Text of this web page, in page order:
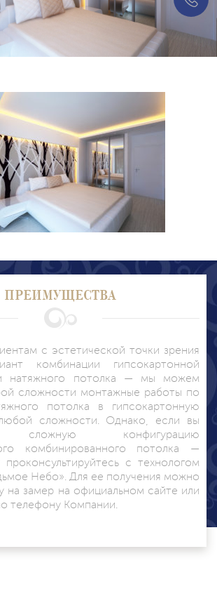
ПРЕИМУЩЕСТВА
с эстетической точки зрения
комбинации гипсокартонной
натяжного потолка — мы можем
сложности монтажные работы по
потолка в гипсокартонную
сложности. Однако, если вы
сложную конфигурацию
комбинированного потолка —
с технологом
Небо». Для ее получения можно
на замер на официальном сайте или
телефону Компании.